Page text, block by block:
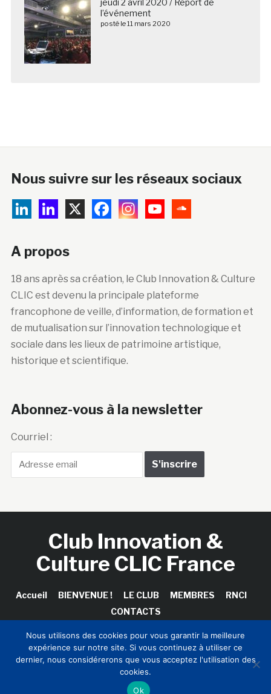
l’événement
posté le 11 mars 2020
Nous suivre sur les réseaux sociaux
A propos
18 ans après sa création, le Club Innovation & Culture
CLIC est devenu la principale plateforme
francophone de veille, d’information, de formation et
de mutualisation sur l’innovation technologique et
sociale dans les lieux de patrimoine artistique,
historique et scientifique.
Abonnez-vous à la newsletter
Courriel :
Club Innovation &
Culture CLIC France
Accueil BIENVENUE ! LE CLUB MEMBRES
RNCI
CONTACTS
Copyright © 2026 Club Innovation & Culture CLIC France /
Sinapses Conseils
Nous utilisons des cookies pour vous garantir la meilleure
expérience sur notre site. Si vous continuez à utiliser ce
dernier, nous considérerons que vous acceptez l'utilisation des
cookies.
Ok